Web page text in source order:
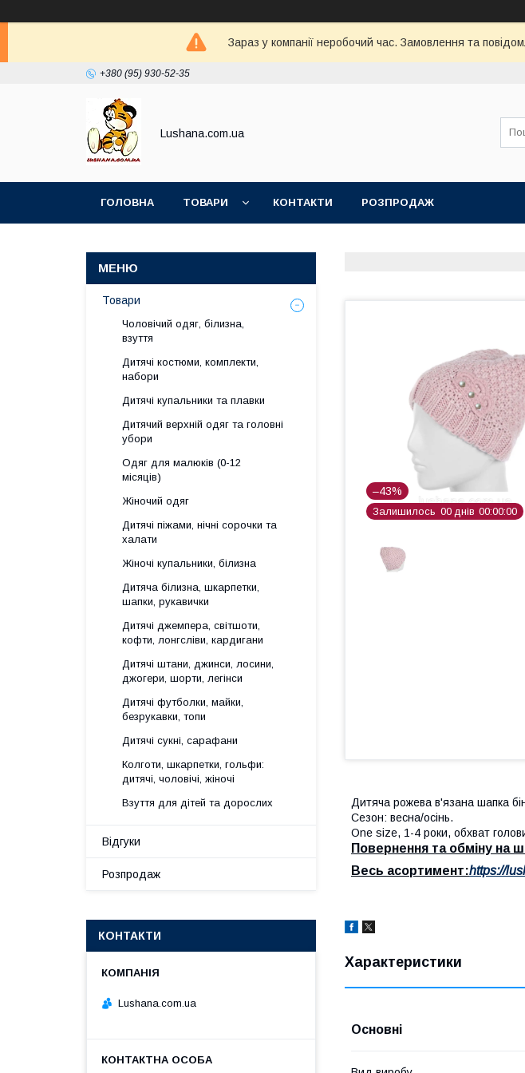
Зараз у компанії неробочий час. Замовлення та
+380 (95) 930-52-35
Lushana.com.ua
ГОЛОВНА ТОВАРИ КОНТАКТИ РОЗПРОДАЖ
–43%
Залишилось 00 днів 00 00 00
Дитяча рожева в'язана шапка
Сезон: весна/осінь.
One size, 1-4 роки, обхват
Повернення та обміну на
Весь асортимент:https://
Характеристики
Основні
Товари
Чоловічий одяг, білизна,
взуття
Дитячі костюми, комплекти,
набори
Дитячі купальники та плавки
Дитячий верхній одяг та головні
убори
Одяг для малюків (0-12
місяців)
Жіночий одяг
Дитячі піжами, нічні сорочки та
халати
Жіночі купальники, білизна
Дитяча білизна, шкарпетки,
шапки, рукавички
Дитячі джемпера, світшоти,
кофти, лонгсліви, кардигани
Дитячі штани, джинси, лосини,
джогери, шорти, легінси
Дитячі футболки, майки,
безрукавки, топи
Дитячі сукні, сарафани
Колготи, шкарпетки, гольфи:
дитячі, чоловічі, жіночі
Взуття для дітей та дорослих
Відгуки
Розпродаж
КОНТАКТИ
Lushana.com.ua